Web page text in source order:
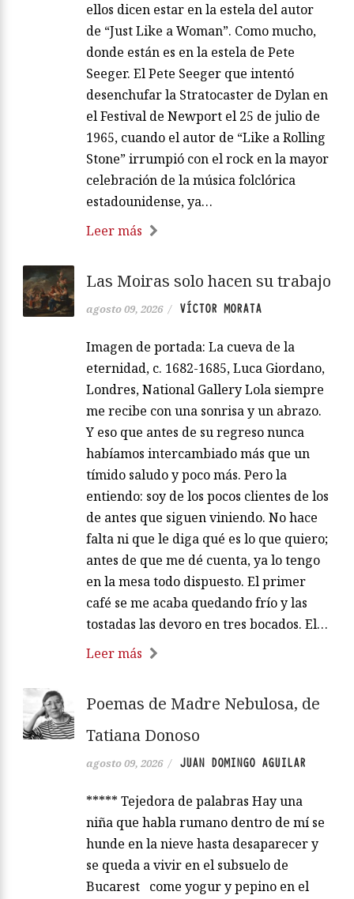
ellos dicen estar en la estela del autor
de “Just Like a Woman”. Como mucho,
donde están es en la estela de Pete
Seeger. El Pete Seeger que intentó
desenchufar la Stratocaster de Dylan en
el Festival de Newport el 25 de julio de
1965, cuando el autor de “Like a Rolling
Stone” irrumpió con el rock en la mayor
celebración de la música folclórica
estadounidense, ya…
Leer más
Las Moiras solo hacen su trabajo
agosto 09, 2026 / VÍCTOR MORATA
Imagen de portada: La cueva de la
eternidad, c. 1682-1685, Luca Giordano,
Londres, National Gallery Lola siempre
me recibe con una sonrisa y un abrazo.
Y eso que antes de su regreso nunca
habíamos intercambiado más que un
tímido saludo y poco más. Pero la
entiendo: soy de los pocos clientes de los
de antes que siguen viniendo. No hace
falta ni que le diga qué es lo que quiero;
antes de que me dé cuenta, ya lo tengo
en la mesa todo dispuesto. El primer
café se me acaba quedando frío y las
tostadas las devoro en tres bocados. El…
Leer más
Poemas de Madre Nebulosa, de
Tatiana Donoso
agosto 09, 2026 / JUAN DOMINGO AGUILAR
***** Tejedora de palabras Hay una
niña que habla rumano dentro de mí se
hunde en la nieve hasta desaparecer y
se queda a vivir en el subsuelo de
Bucarest come yogur y pepino en el